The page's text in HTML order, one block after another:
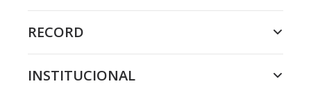
RECORD
INSTITUCIONAL